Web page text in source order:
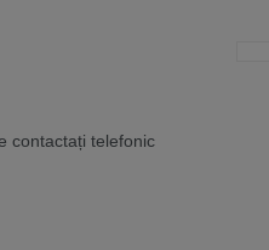
contactați telefonic